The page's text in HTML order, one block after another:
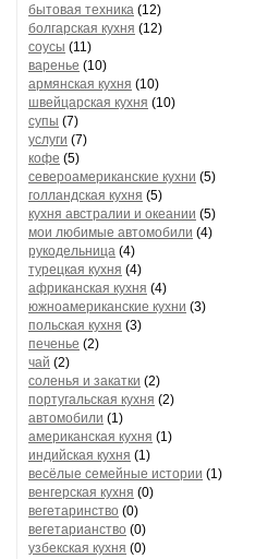
бытовая техника (12)
болгарская кухня (12)
соусы (11)
варенье (10)
армянская кухня (10)
швейцарская кухня (10)
супы (7)
услуги (7)
кофе (5)
североамериканские кухни (5)
голландская кухня (5)
кухня австралии и океании (5)
мои любимые автомобили (4)
рукодельница (4)
турецкая кухня (4)
африканская кухня (4)
южноамериканские кухни (3)
польская кухня (3)
печенье (2)
чай (2)
соленья и закатки (2)
португальская кухня (2)
автомобили (1)
американская кухня (1)
индийская кухня (1)
весёлые семейные истории (1)
венгерская кухня (0)
вегетаринство (0)
вегетарианство (0)
узбекская кухня (0)